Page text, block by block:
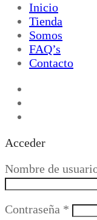
Inicio
Tienda
Somos
FAQ’s
Contacto
Acceder
Nombre de
Contraseña *